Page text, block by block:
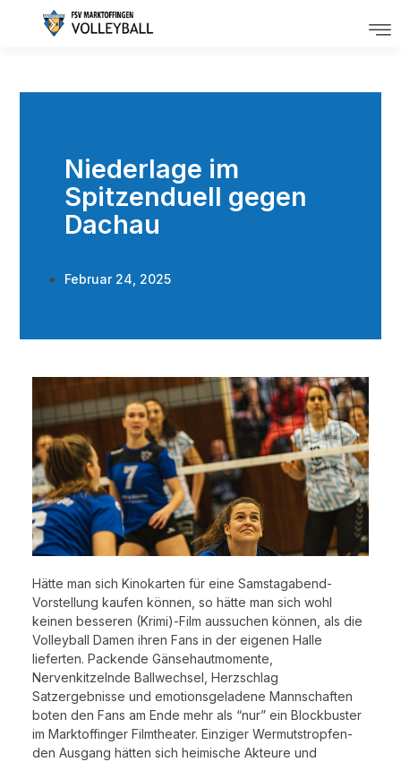
Niederlage im
Spitzenduell gegen
Dachau
Februar 24, 2025
Hätte man sich Kinokarten für eine Samstagabend-
Vorstellung kaufen können, so hätte man sich wohl
keinen besseren (Krimi)-Film aussuchen können, als die
Volleyball Damen ihren Fans in der eigenen Halle
lieferten. Packende Gänsehautmomente,
Nervenkitzelnde Ballwechsel, Herzschlag
Satzergebnisse und emotionsgeladene Mannschaften
boten den Fans am Ende mehr als “nur” ein Blockbuster
im Marktoffinger Filmtheater. Einziger Wermutstropfen-
den Ausgang hätten sich heimische Akteure und